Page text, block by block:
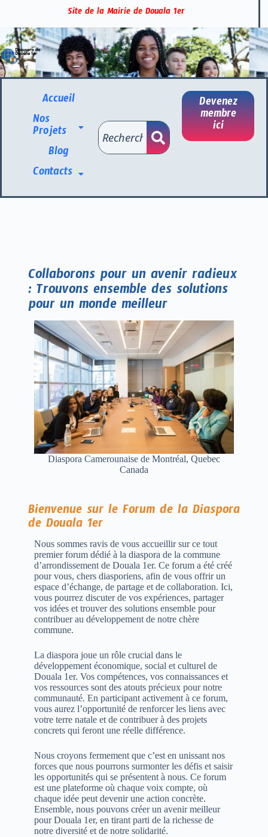
Site de la Mairie de Douala 1er
Accueil
Nos
Projets
Blog
Contacts
Devenez
membre
ici
Collaborons pour un avenir radieux
: Trouvons ensemble des solutions
pour un monde meilleur
Diaspora Camerounaise de Montréal, Quebec
Canada
Bienvenue sur le Forum de la Diaspora
de Douala 1er
Nous sommes ravis de vous accueillir sur ce tout
premier forum dédié à la diaspora de la commune
d’arrondissement de Douala 1er. Ce forum a été créé
pour vous, chers diasporiens, afin de vous offrir un
espace d’échange, de partage et de collaboration. Ici,
vous pourrez discuter de vos expériences, partager
vos idées et trouver des solutions ensemble pour
contribuer au développement de notre chère
commune.
La diaspora joue un rôle crucial dans le
développement économique, social et culturel de
Douala 1er. Vos compétences, vos connaissances et
vos ressources sont des atouts précieux pour notre
communauté. En participant activement à ce forum,
vous aurez l’opportunité de renforcer les liens avec
votre terre natale et de contribuer à des projets
concrets qui feront une réelle différence.
Nous croyons fermement que c’est en unissant nos
forces que nous pourrons surmonter les défis et saisir
les opportunités qui se présentent à nous. Ce forum
est une plateforme où chaque voix compte, où
chaque idée peut devenir une action concrète.
Ensemble, nous pouvons créer un avenir meilleur
pour Douala 1er, en tirant parti de la richesse de
notre diversité et de notre solidarité.